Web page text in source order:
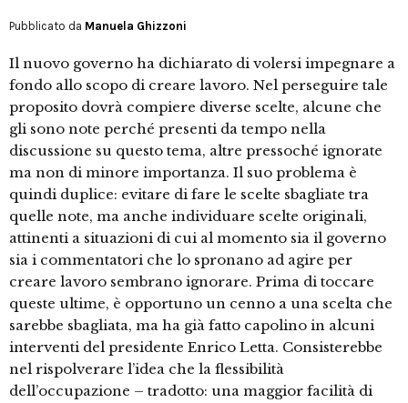
Pubblicato da Manuela Ghizzoni
Il nuovo governo ha dichiarato di volersi impegnare a
fondo allo scopo di creare lavoro. Nel perseguire tale
proposito dovrà compiere diverse scelte, alcune che
gli sono note perché presenti da tempo nella
discussione su questo tema, altre pressoché ignorate
ma non di minore importanza. Il suo problema è
quindi duplice: evitare di fare le scelte sbagliate tra
quelle note, ma anche individuare scelte originali,
attinenti a situazioni di cui al momento sia il governo
sia i commentatori che lo spronano ad agire per
creare lavoro sembrano ignorare. Prima di toccare
queste ultime, è opportuno un cenno a una scelta che
sarebbe sbagliata, ma ha già fatto capolino in alcuni
interventi del presidente Enrico Letta. Consisterebbe
nel rispolverare l’idea che la flessibilità
dell’occupazione – tradotto: una maggior facilità di